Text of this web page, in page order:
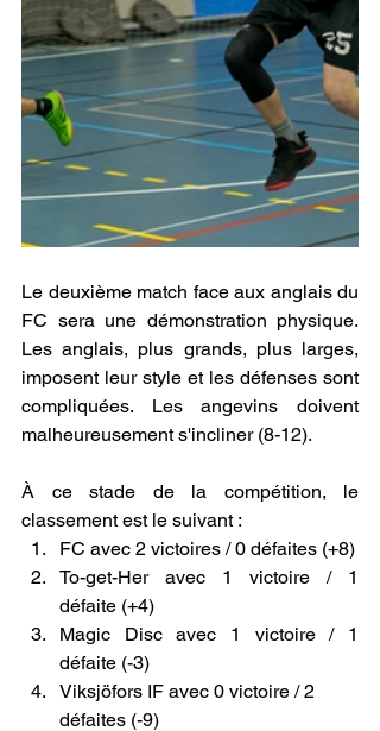
Le deuxième match face aux anglais du
FC sera une démonstration physique.
Les anglais, plus grands, plus larges,
imposent leur style et les défenses sont
compliquées. Les angevins doivent
malheureusement s'incliner (8-12).
À ce stade de la compétition, le
classement est le suivant :
FC avec 2 victoires / 0 défaites (+8)
To-get-Her avec 1 victoire / 1
défaite (+4)
Magic Disc avec 1 victoire / 1
défaite (-3)
Viksjöfors IF avec 0 victoire / 2
défaites (-9)